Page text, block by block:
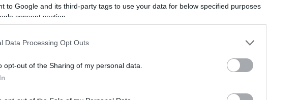
to Google and its third-party tags to use your data for below specified purposes
consent section.
Data Processing Opt Outs
opt-out of the Sharing of my personal data.
a Trastevere.